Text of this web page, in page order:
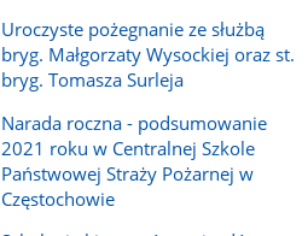
Uroczyste pożegnanie ze służbą
bryg. Małgorzaty Wysockiej oraz st.
bryg. Tomasza Surleja
Narada roczna - podsumowanie
2021 roku w Centralnej Szkole
Państwowej Straży Pożarnej w
Częstochowie